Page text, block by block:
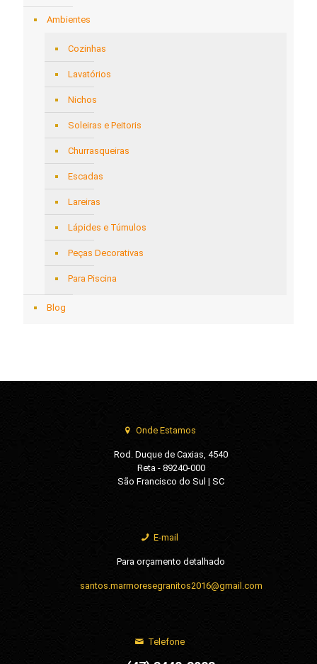
Ambientes
Cozinhas
Lavatórios
Nichos
Soleiras e Peitoris
Churrasqueiras
Escadas
Lareiras
Lápides e Túmulos
Peças Decorativas
Para Piscina
Blog
Onde Estamos
Rod. Duque de Caxias, 4540
Reta - 89240-000
São Francisco do Sul | SC
E-mail
Para orçamento detalhado
santos.marmoresegranitos2016@gmail.com
Telefone